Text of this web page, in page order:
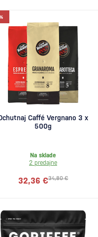
Caffé Vergnano 3 x
500g
Na sklade
2 predajne
34,80 €
32,36 €